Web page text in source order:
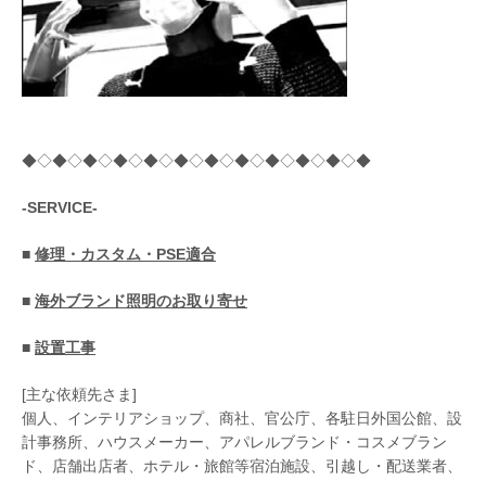
◆◇◆◇◆◇◆◇◆◇◆◇◆◇◆◇◆◇◆◇◆◇◆
-SERVICE-
■ 修理・カスタム・PSE適合
■ 海外ブランド照明のお取り寄せ
■ 設置工事
[主な依頼先さま]
個人、インテリアショップ、商社、官公庁、各駐日外国公館、設
計事務所、ハウスメーカー、アパレルブランド・コスメブラン
ド、店舗出店者、ホテル・旅館等宿泊施設、引越し・配送業者、